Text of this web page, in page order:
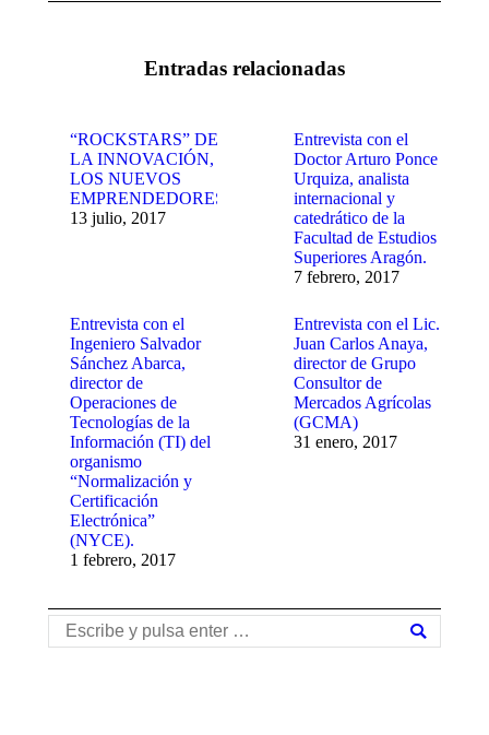
Entradas relacionadas
“ROCKSTARS” DE
LA INNOVACIÓN,
LOS NUEVOS
EMPRENDEDORES
13 julio, 2017
Entrevista con el
Doctor Arturo Ponce
Urquiza, analista
internacional y
catedrático de la
Facultad de Estudios
Superiores Aragón.
7 febrero, 2017
Entrevista con el
Ingeniero Salvador
Sánchez Abarca,
director de
Operaciones de
Tecnologías de la
Información (TI) del
organismo
“Normalización y
Certificación
Electrónica”
(NYCE).
1 febrero, 2017
Entrevista con el Lic.
Juan Carlos Anaya,
director de Grupo
Consultor de
Mercados Agrícolas
(GCMA)
31 enero, 2017
Buscar: